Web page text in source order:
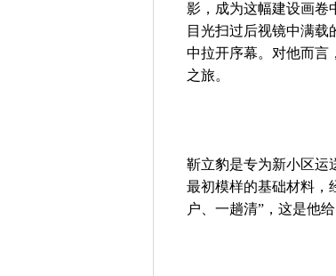
影，成为这幅建设画卷
目光扫过后视镜中满
中拉开序幕。对他而言
之旅。
靳立豹是专为新小区运
最初模样的基础材料，
户、一趟清”，这是他